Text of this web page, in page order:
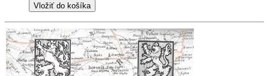
Vložiť do košíka